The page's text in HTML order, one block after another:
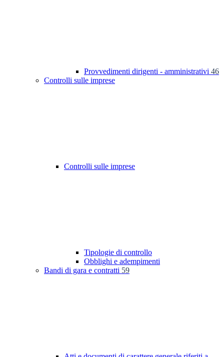
Provvedimenti dirigenti - amministrativi 46
Controlli sulle imprese
Controlli sulle imprese
Tipologie di controllo
Obblighi e adempimenti
Bandi di gara e contratti 59